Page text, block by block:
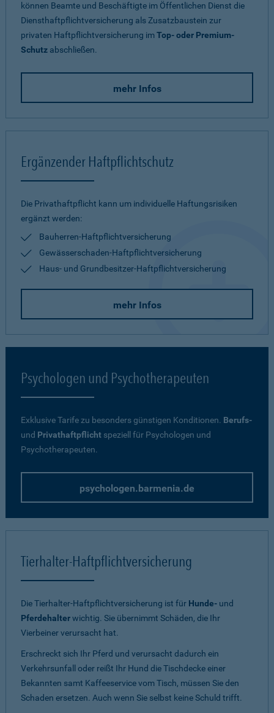
können Beamte und Beschäftigte im Öffentlichen Dienst die
Diensthaftpflichtversicherung als Zusatzbaustein zur
privaten Haftpflichtversicherung imTop- oder Premium-
Schutz abschließen.
mehr Infos
Ergänzender Haftpflichtschutz
Die Privathaftpflicht kann um individuelle Haftungsrisiken
ergänzt werden:
Bauherren-Haftpflichtversicherung
Gewässerschaden-Haftpflichtversicherung
Haus- und Grundbesitzer-Haftpflichtversicherung
mehr Infos
Psychologen und Psychotherapeuten
Exklusive Tarife zu besonders günstigen Konditionen. Berufs-
und Privathaftpflicht speziell für Psychologen und
Psychotherapeuten.
psychologen.barmenia.de
Tierhalter-Haftpflichtversicherung
Die Tierhalter-Haftpflichtversicherung ist für Hunde- und
Pferdehalterwichtig. Sie übernimmt Schäden, die Ihr
Vierbeiner verursacht hat.
Erschreckt sich Ihr Pferd und verursacht dadurch ein
Verkehrsunfall oder reißt Ihr Hund die Tischdecke einer
Bekannten samt Kaffeeservice vom Tisch, müssen Sie den
Schaden ersetzen. Auch wenn Sie selbst keine Schuld trifft.